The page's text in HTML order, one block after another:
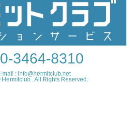
3464-8310
mail : info@hermitclub.net
. All Rights Reserved.